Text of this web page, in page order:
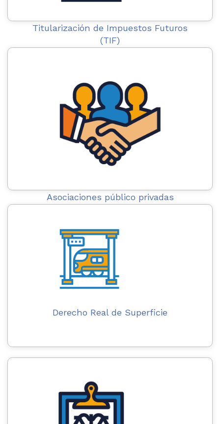
Titularización de Impuestos Futuros
(TIF)
Asociaciones público privadas
Derecho Real de Superficie